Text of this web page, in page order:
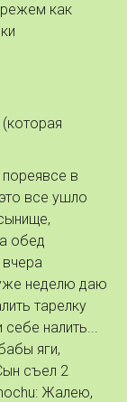
как
в
все ушло
обед
вчера
неделю даю
тарелку
себе налить...
яги,
съел 2
Жалею,